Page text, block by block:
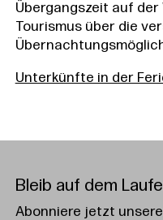
Übergangszeit auf der
Tourismus über die
Unterkünfte in der
Bleib auf dem
Abonniere jetzt